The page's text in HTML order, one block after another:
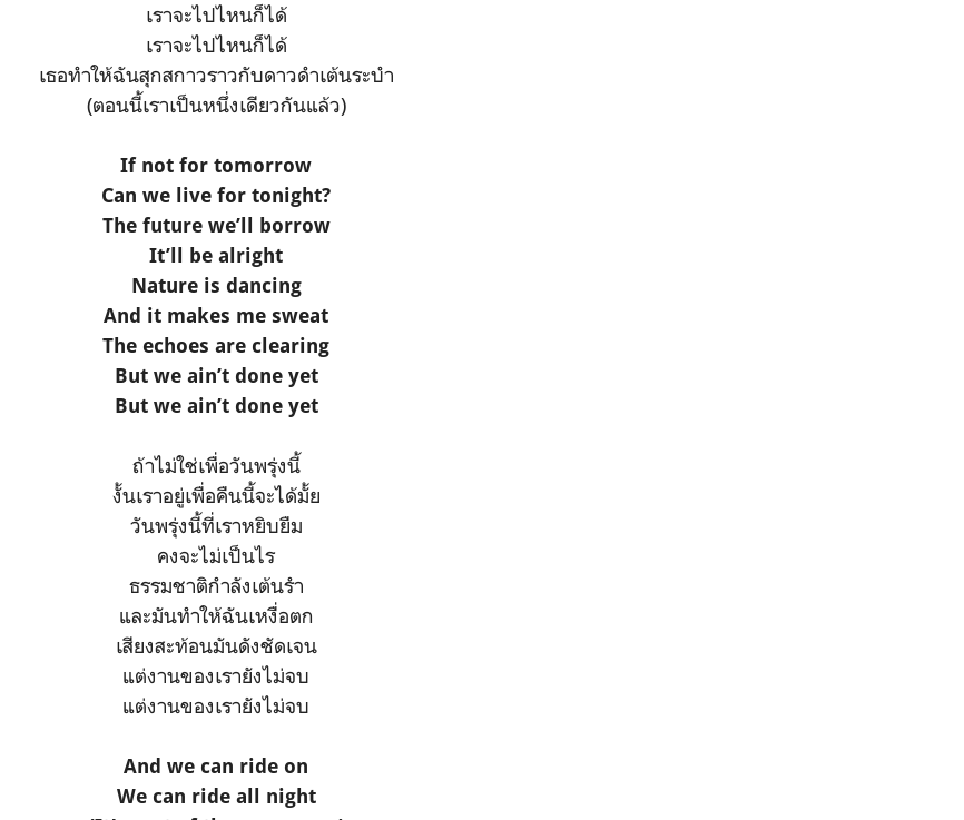
เราจะไปไหนก็ได้
เราจะไปไหนก็ได้
เธอทำให้ฉันสุกสกาวราวกับดาวดำเต้นระบำ
(ตอนนี้เราเป็นหนึ่งเดียวกันแล้ว)
If not for tomorrow
Can we live for tonight?
The future we’ll borrow
It’ll be alright
Nature is dancing
And it makes me sweat
The echoes are clearing
But we ain’t done yet
But we ain’t done yet
ถ้าไม่ใช่เพื่อวันพรุ่งนี้
งั้นเราอยู่เพื่อคืนนี้จะได้มั้ย
วันพรุ่งนี้ที่เราหยิบยืม
คงจะไม่เป็นไร
ธรรมชาติกำลังเต้นรำ
และมันทำให้ฉันเหงื่อตก
เสียงสะท้อนมันดังชัดเจน
แต่งานของเรายังไม่จบ
แต่งานของเรายังไม่จบ
And we can ride on
We can ride all night